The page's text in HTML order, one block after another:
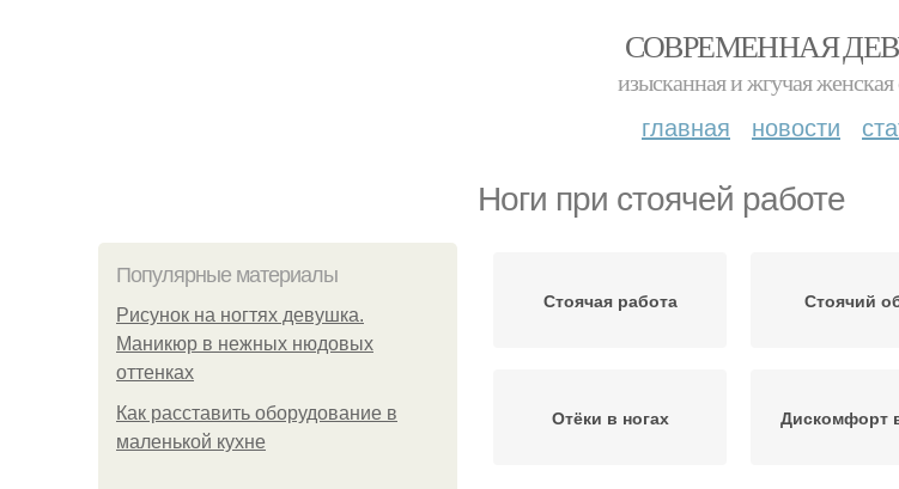
СОВРЕМЕННАЯ
изысканная и жгучая женская
главная новости
Ноги при стоячей работе
Популярные материалы
Рисунок на ногтях девушка.
Маникюр в нежных нюдовых
оттенках
Как расставить оборудование в
маленькой кухне
Стоячая работа Стоячий
Отёки в ногах Дискомфорт